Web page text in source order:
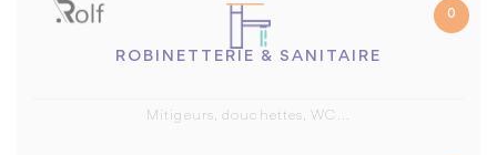
0
ROBINETTERIE & SANITAIRE
Mitigeurs, douchettes, WC...